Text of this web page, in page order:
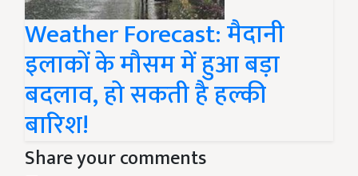
Weather Forecast: मैदानी
इलाकों के मौसम में हुआ बड़ा
बदलाव, हो सकती है हल्की
बारिश!
Share your comments